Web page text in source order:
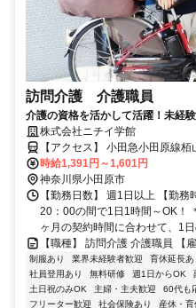
訪問介護 介護職員
介護の資格を活かして活躍！未経
します。ニチイでお仕事を始めてみ
株式会社ニチイ学館
【アクセス】 小田急小田原線栢山駅 徒歩15分
原市 曽比3170-2 ■ア
時給1,391円～1,601円
神奈川県小田原市
【勤務日数】 週1日以上 【勤
20：00の間で1日1時間～OK！
ヶ月の契約時間に合わせて、1
【職種】 訪問介護 介護職員 【
制服あり 業界未経験者歓迎 育休延長あ
社員登用あり
無料研修 週1日からOK
土日祝のみOK
主婦・主夫歓迎 60代も
フリーター歓迎
社会保険あり 産休・